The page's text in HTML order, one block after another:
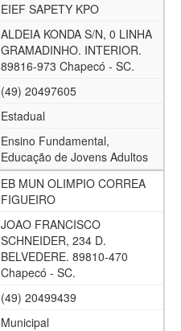
EIEF SAPETY KPO
ALDEIA KONDA S/N, 0 LINHA
GRAMADINHO. INTERIOR.
89816-973 Chapecó - SC.
(49) 20497605
Estadual
Ensino Fundamental,
Educação de Jovens Adultos
EB MUN OLIMPIO CORREA
FIGUEIRO
JOAO FRANCISCO
SCHNEIDER, 234 D.
BELVEDERE. 89810-470
Chapecó - SC.
(49) 20499439
Municipal